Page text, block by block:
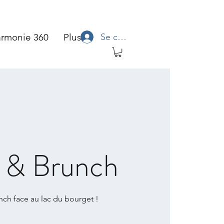
360 Plus Se connecter
Brunch
face au lac du bourget !